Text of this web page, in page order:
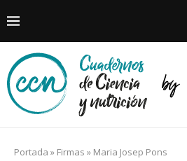
Portada » Firmas » Maria Josep Pons